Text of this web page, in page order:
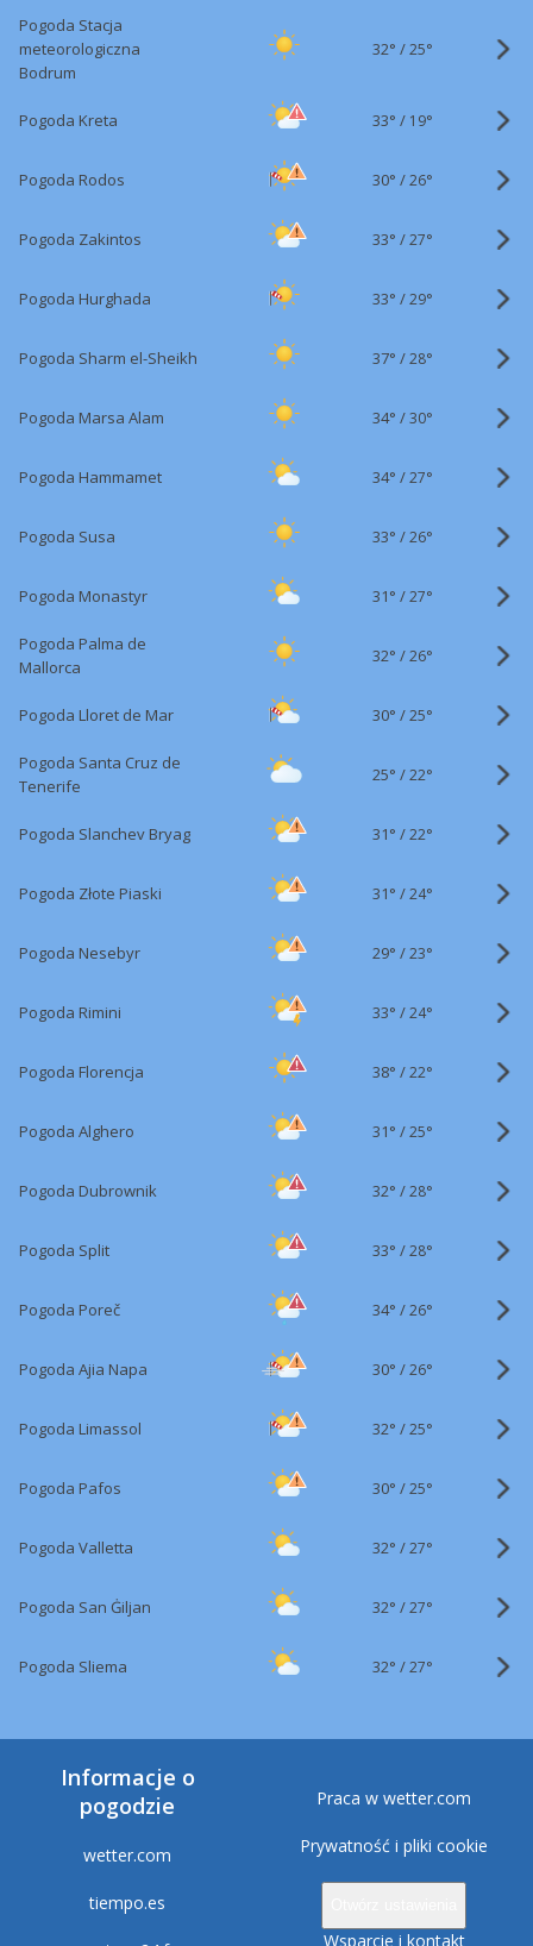
Pogoda Stacja
meteorologiczna
Bodrum
32° /25°
Pogoda Kreta 33° / 19°
Pogoda Rodos 30° /26°
Pogoda Zakintos 33° /27°
Pogoda Hurghada 33° /29°
Pogoda Sharm el-Sheikh 37° /28°
Pogoda Marsa Alam 34° /30°
Pogoda Hammamet 34° /27°
Pogoda Susa 33° /26°
Pogoda Monastyr 31° /27°
Pogoda Palma de
Mallorca
32° /26°
Pogoda Lloret de Mar 30° /25°
Pogoda Santa Cruz de
Tenerife
25° /22°
Pogoda Slanchev Bryag 31° /22°
Pogoda Złote Piaski 31° /24°
Pogoda Nesebyr 29° /23°
Pogoda Rimini 33° /24°
Pogoda Florencja 38° /22°
Pogoda Alghero 31° /25°
Pogoda Dubrownik 32° /28°
Pogoda Split 33° /28°
Pogoda Poreč 34° /26°
Pogoda Ajia Napa 30° /26°
Pogoda Limassol 32° /25°
Pogoda Pafos 30° /25°
Pogoda Valletta 32° /27°
Pogoda San Ġiljan 32° /27°
Pogoda Sliema 32° /27°
Informacje o
pogodzie
wetter.com
tiempo.es
Praca w wetter.com
Prywatność i pliki cookie
Wsparcie i kontakt